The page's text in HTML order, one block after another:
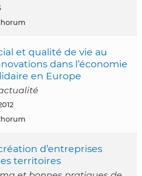
et qualité de vie au
dans l’économie
en Europe
d’entreprises
territoires